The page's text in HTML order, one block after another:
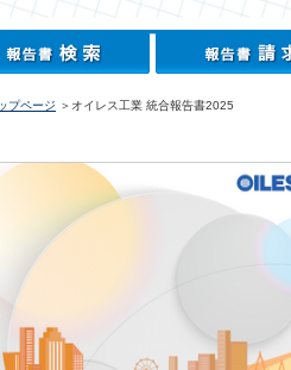
プページ ＞オイレス工業 統合報告書2025